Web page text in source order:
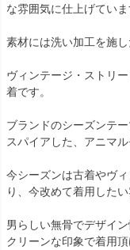
な雰囲気に仕上げていま
素材には洗い加工を施
ヴィンテージ・ストリ
着です。
ブランドのシーズンテ
スパイアした、アニマ
今シーズンは古着やヴ
り、今改めて着用した
男らしい無骨でデザイ
クリーンな印象で着用頂